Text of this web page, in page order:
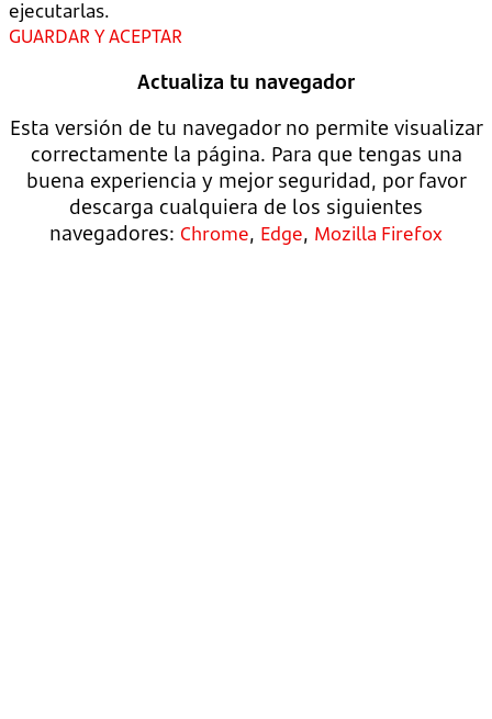
ejecutarlas.
GUARDAR Y ACEPTAR
Actualiza tu navegador
Esta versión de tu navegador no permite visualizar
correctamente la página. Para que tengas una
buena experiencia y mejor seguridad, por favor
descarga cualquiera de los siguientes
navegadores: Chrome, Edge, Mozilla Firefox